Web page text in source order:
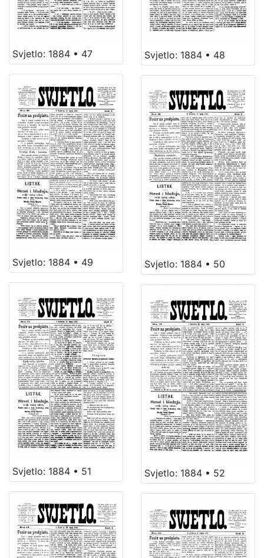
Svjetlo: 1884 • 47 Svjetlo: 1884 • 48
Svjetlo: 1884 • 49 Svjetlo: 1884 • 50
Svjetlo: 1884 • 51 Svjetlo: 1884 • 52